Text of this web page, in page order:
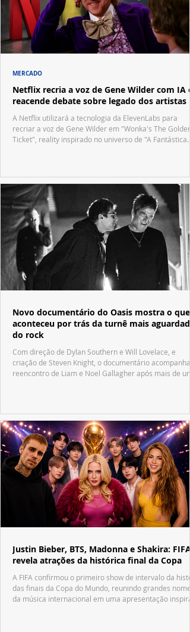
Netflix recria a voz de Gene Wilder com IA e
reacende debate sobre legado dos artistas
A Netflix utilizará a tecnologia da ElevenLabs para
recriar a voz de Gene Wilder em "Wonka's The Golden
Ticket", reality inspirado no universo de "A Fantástica
MERCADO
Novo documentário do Oasis mostra o que
aconteceu por trás da turnê mais aguardada
do rock
Com direção de Dylan Southern e Will Lovelace, e
criação de Steven Knight, o documentário acompanha
reencontro de Liam e Noel Gallagher após mais de
Justin Bieber, BTS, Madonna e Shakira: FIFA
revela atrações da histórica final da Copa
A FIFA confirmou o primeiro show de intervalo da
das finais da Copa do Mundo, reunindo grandes nomes
da música internacional em uma apresentação